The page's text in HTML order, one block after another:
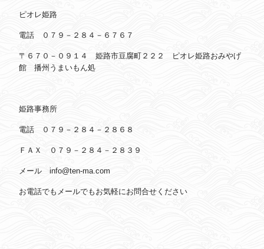
ピオレ姫路
電話 ０７９－２８４－６７６７
〒６７０－０９１４ 姫路市豆腐町２２２ ピオレ姫路おみやげ
館 播州うまいもん処
姫路事務所
電話 ０７９－２８４－２８６８
ＦＡＸ ０７９－２８４－２８３９
メール info@ten-ma.com
お電話でもメールでもお気軽にお問合せください